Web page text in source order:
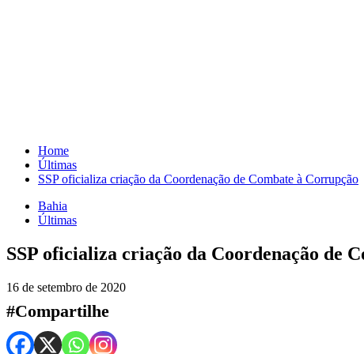
Home
Últimas
SSP oficializa criação da Coordenação de Combate à Corrupção
Bahia
Últimas
SSP oficializa criação da Coordenação de
16 de setembro de 2020
#Compartilhe